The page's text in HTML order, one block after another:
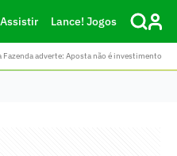
Lance! Jogos
adverte: Aposta não é investimento